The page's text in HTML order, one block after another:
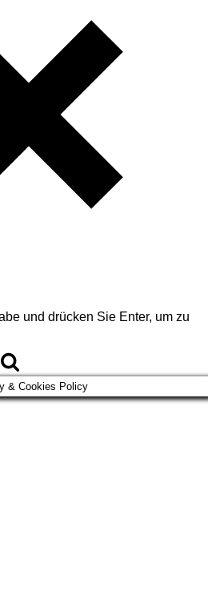
und drücken Sie Enter, um zu
& Cookies Policy